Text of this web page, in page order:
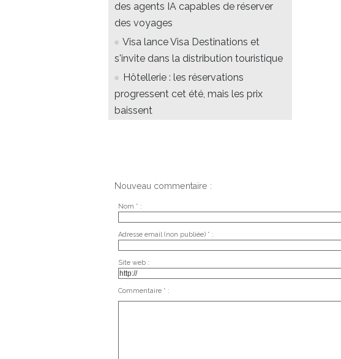
des agents IA capables de réserver
des voyages
Visa lance Visa Destinations et
s'invite dans la distribution touristique
Hôtellerie : les réservations
progressent cet été, mais les prix
baissent
Nouveau commentaire :
Nom * :
Adresse email (non publiée) * :
Site web :
Commentaire * :